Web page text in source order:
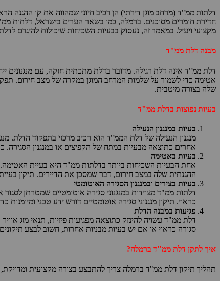
דלתות ממ"ד (מרחב מוגן דירתי) הן רכיב חיוני שמהווה את קו
חדירת חומרים מסוכנים. ברמלה, כמו בשאר הערים בישראל, דלתות
מקצועי ויעיל. במאמר זה, נעסוק בבעיות השכיחות שיכולות להיגרם
מבנה דלת ממ"ד
דלת ממ"ד אינה דלת רגילה. מדובר בדלת מתכתית חזקה, עם מנגנונים
אטימה כדי לשמור על שלמות המרחב המוגן במקרה של מצב חירום.
שלה בצורה מיטבית.
בעיות נפוצות בדלת ממ"ד
בעיות במנגנון הנעילה
מנגנון הנעילה של דלת הממ"ד הוא רכיב מרכזי בתפקוד הדלת.
אחרים כתוצאה מבעיות במתח של הקפיצים או במנגנון הסגירה.
בעיות באטימה
אחת הבעיות השכיחות ביותר בדלתות ממ"ד היא בעיית
ההגנתית שלה במצב חירום, דבר שמסכן את הדיירים. תיקון
בעיות בצירים ובמנגנון הסגירה האוטומטי
דלתות ממ"ד מצוידות במנגנוני סגירה אוטומטיים שמטרתן
כראוי. תיקון מנגנוני סגירה אוטומטיים דורש ידע טכני
פגיעות במבנה הדלת
דלת ממ"ד עשויה להינזק כתוצאה מפגיעות פיזיות, תנאי מזג
סגורה כראוי או אם יש בעיות מבניות אחרות, חשוב לבצע
איך לתקן דלת ממ"ד ברמלה?
תהליך תיקון דלת ממ"ד ברמלה צריך להתבצע בצורה מקצועית